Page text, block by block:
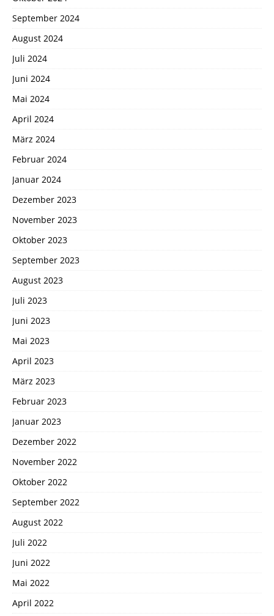
September 2024
August 2024
Juli 2024
Juni 2024
Mai 2024
April 2024
März 2024
Februar 2024
Januar 2024
Dezember 2023
November 2023
Oktober 2023
September 2023
August 2023
Juli 2023
Juni 2023
Mai 2023
April 2023
März 2023
Februar 2023
Januar 2023
Dezember 2022
November 2022
Oktober 2022
September 2022
August 2022
Juli 2022
Juni 2022
Mai 2022
April 2022